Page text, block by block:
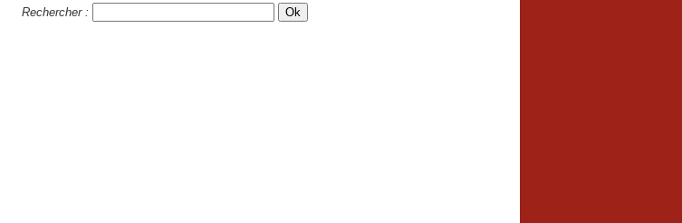
Rechercher :